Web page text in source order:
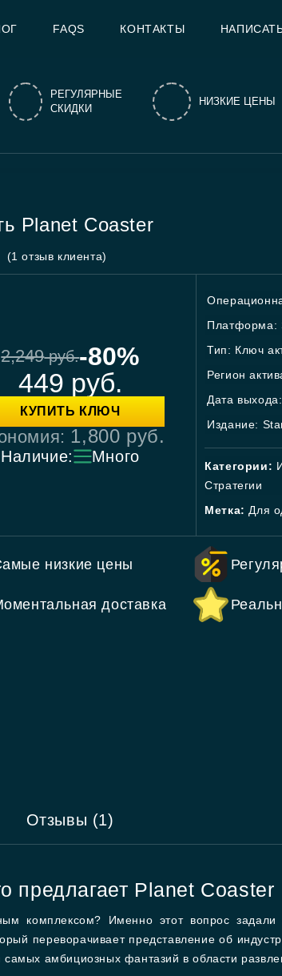
FAQS КОНТАКТЫ
РЕГУЛЯРНЫЕ
СКИДКИ
НИЗКИЕ ЦЕНЫ
Planet Coaster
(1 отзыв клиента)
2,249руб.-80%
449 руб.
КУПИТЬ КЛЮЧ
1,800 руб.
Наличие: Много
Платформа:
Тип: Ключ
Регион
Дата
Издание:
Категории:
Стратегии
Метка: Для
низкие цены
доставка
Отзывы (1)
предлагает Planet Coaster
комплексом? Именно этот вопрос задали
переворачивает представление об
амбициозных фантазий в области